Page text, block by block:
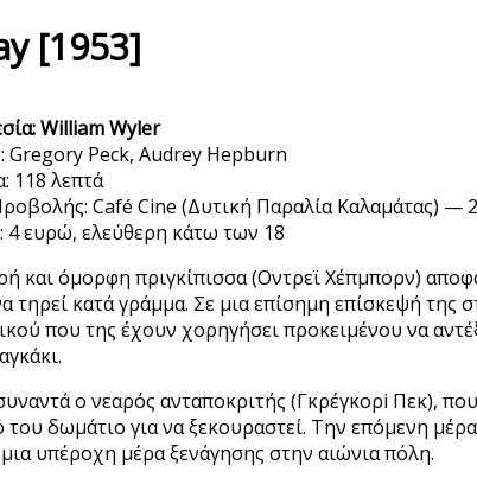
[1953]
William Wyler
Gregory Peck, Audrey Hepburn
118 λεπτά
Café Cine (Δυτική Παραλία Καλαμάτας) —
4 ευρώ, ελεύθερη κάτω των 18
και όμορφη πριγκίπισσα (Οντρεϊ Χέπμπορν)
τηρεί κατά γράμμα. Σε μια επίσημη επίσκεψή της
που της έχουν χορηγήσει προκειμένου να
ο νεαρός ανταποκριτής (Γκρέγκορi Πεκ),
δωμάτιο για να ξεκουραστεί. Την επόμενη
υπέροχη μέρα ξενάγησης στην αιώνια πόλη.